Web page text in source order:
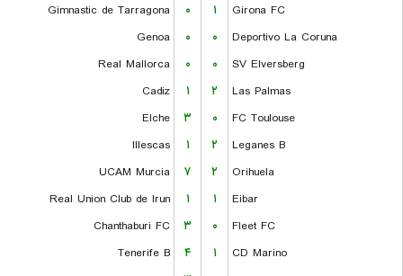
Gimnastic de Tarragona
۰ ۱
Girona FC
Genoa
۰ ۰
Deportivo La Coruna
Real Mallorca
۰ ۰
SV Elversberg
Cadiz
۱ ۲
Las Palmas
Elche
۳ ۰
FC Toulouse
Illescas
۱ ۲
Leganes B
UCAM Murcia
۷ ۲
Orihuela
Real Union Club de Irun
۱ ۱
Eibar
Chanthaburi FC
۳ ۰
Fleet FC
Tenerife B
۴ ۱
CD Marino